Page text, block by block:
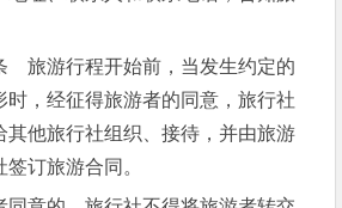
游行程开始前，当发生约定的
时，经征得旅游者的同意，旅行社
其他旅行社组织、接待，并由旅游
订旅游合同。